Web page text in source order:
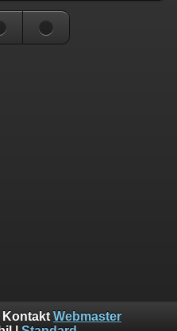
Kontakt Webmaster